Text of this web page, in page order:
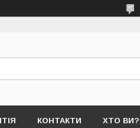
КОНТАКТИ ХТО ВИ?